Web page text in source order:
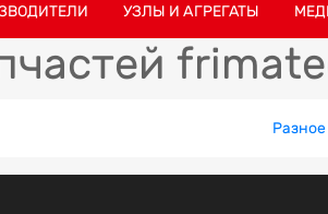
УЗЛЫ И АГРЕГАТЫ
Разное